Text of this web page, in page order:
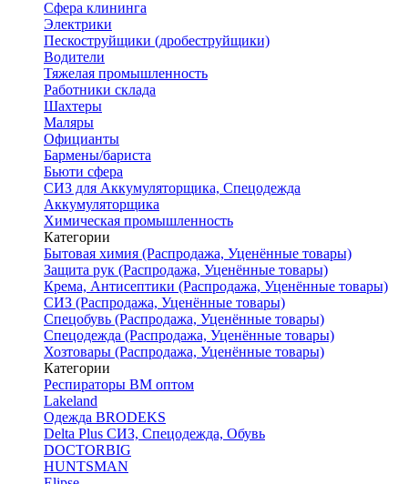
Сфера клининга
Электрики
Пескоструйщики (дробеструйщики)
Водители
Тяжелая промышленность
Работники склада
Шахтеры
Маляры
Официанты
Бармены/бариста
Бьюти сфера
СИЗ для Аккумуляторщика, Спецодежда
Аккумуляторщика
Химическая промышленность
Категории
Бытовая химия (Распродажа, Уценённые товары)
Защита рук (Распродажа, Уценённые товары)
Крема, Антисептики (Распродажа, Уценённые товары)
СИЗ (Распродажа, Уценённые товары)
Спецобувь (Распродажа, Уценённые товары)
Спецодежда (Распродажа, Уценённые товары)
Хозтовары (Распродажа, Уценённые товары)
Категории
Респираторы ВМ оптом
Lakeland
Одежда BRODEKS
Delta Plus СИЗ, Спецодежда, Обувь
DOCTORBIG
HUNTSMAN